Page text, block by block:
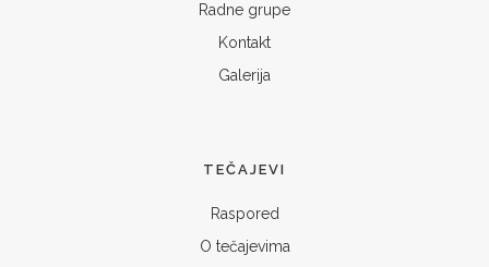
Radne grupe
Kontakt
Galerija
TEČAJEVI
Raspored
O tečajevima